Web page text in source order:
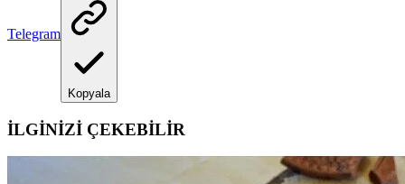
Telegram
Kopyala
İLGİNİZİ ÇEKEBİLİR